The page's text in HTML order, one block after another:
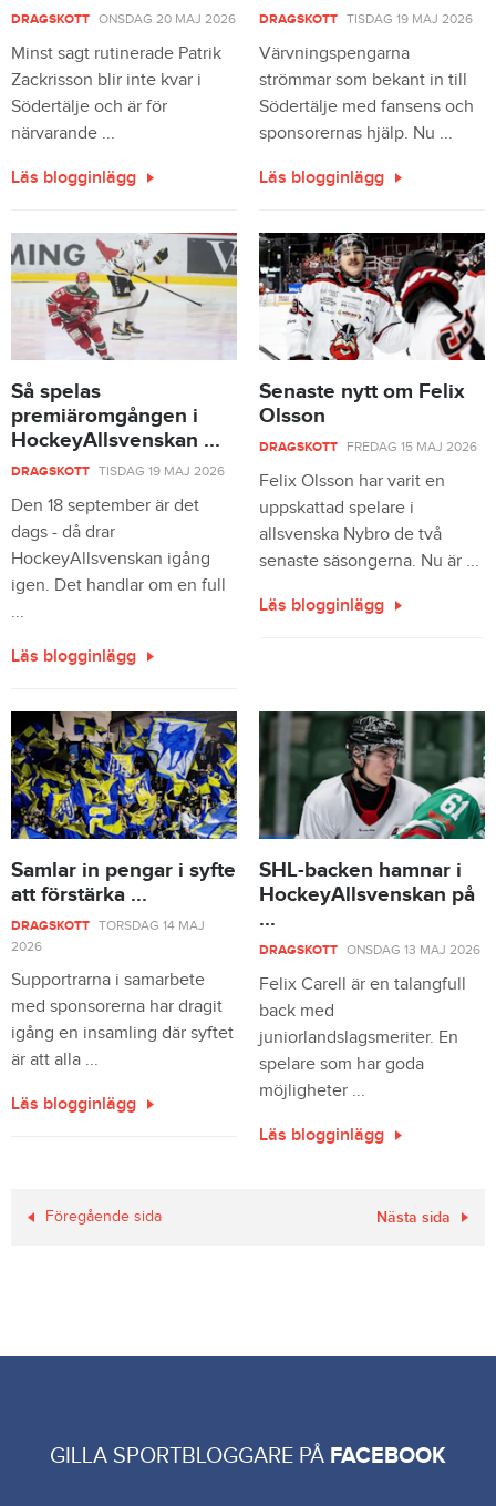
DRAGSKOTT ONSDAG 20 MAJ 2026
Minst sagt rutinerade Patrik
Zackrisson blir inte kvar i
Södertälje och är för
närvarande ...
Läs blogginlägg
DRAGSKOTT TISDAG 19 MAJ 2026
Värvningspengarna
strömmar som bekant in till
Södertälje med fansens och
sponsorernas hjälp. Nu ...
Läs blogginlägg
Så spelas
premiäromgången i
HockeyAllsvenskan ...
DRAGSKOTT TISDAG 19 MAJ 2026
Den 18 september är det
dags - då drar
HockeyAllsvenskan igång
igen. Det handlar om en full
...
Läs blogginlägg
Senaste nytt om Felix
Olsson
DRAGSKOTT FREDAG 15 MAJ 2026
Felix Olsson har varit en
uppskattad spelare i
allsvenska Nybro de två
senaste säsongerna. Nu är ...
Läs blogginlägg
Samlar in pengar i syfte
att förstärka ...
DRAGSKOTT TORSDAG 14 MAJ
2026
Supportrarna i samarbete
med sponsorerna har dragit
igång en insamling där syftet
är att alla ...
Läs blogginlägg
SHL-backen hamnar i
HockeyAllsvenskan på
...
DRAGSKOTT ONSDAG 13 MAJ 2026
Felix Carell är en talangfull
back med
juniorlandslagsmeriter. En
spelare som har goda
möjligheter ...
Läs blogginlägg
Föregående sida Nästa sida
GILLA SPORTBLOGGARE PÅ FACEBOOK